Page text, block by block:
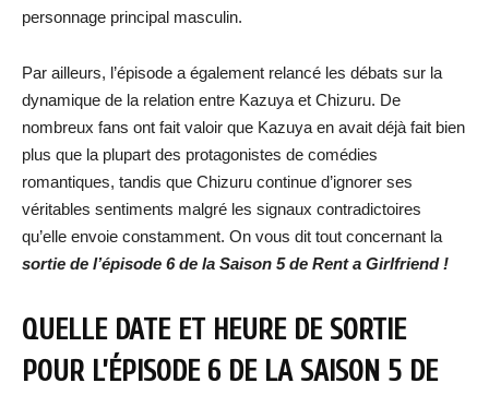
personnage principal masculin.
Par ailleurs, l’épisode a également relancé les débats sur la
dynamique de la relation entre Kazuya et Chizuru. De
nombreux fans ont fait valoir que Kazuya en avait déjà fait bien
plus que la plupart des protagonistes de comédies
romantiques, tandis que Chizuru continue d’ignorer ses
véritables sentiments malgré les signaux contradictoires
qu’elle envoie constamment. On vous dit tout concernant la
sortie de l’épisode 6 de la Saison 5 de Rent a Girlfriend !
QUELLE DATE ET HEURE DE SORTIE
POUR L’ÉPISODE 6 DE LA SAISON 5 DE